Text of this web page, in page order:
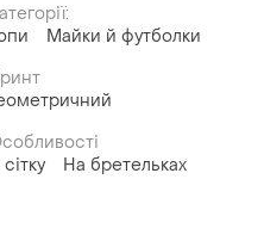
Майки й футболки
На бретельках